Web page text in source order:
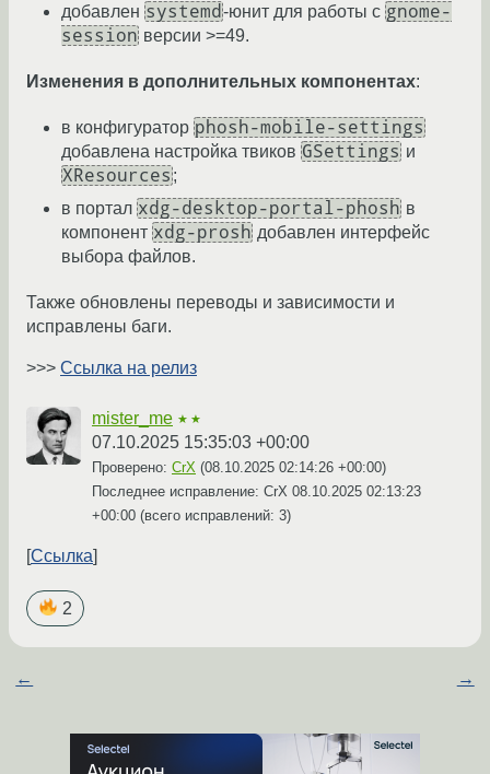
добавлен systemd -юнит для работы с gnome-
session версии >=49.
Изменения в дополнительных компонентах:
в конфигуратор phosh-mobile-settings
добавлена настройка твиков GSettings и
XResources ;
в портал xdg-desktop-portal-phosh в
компонент xdg-prosh добавлен интерфейс
выбора файлов.
Также обновлены переводы и зависимости и
исправлены баги.
>>> Ссылка на релиз
mister_me ★★
07.10.2025 15:35:03 +00:00
Проверено: CrX (08.10.2025 02:14:26 +00:00)
Последнее исправление: CrX 08.10.2025 02:13:23
+00:00 (всего исправлений: 3)
Ссылка
2
← →